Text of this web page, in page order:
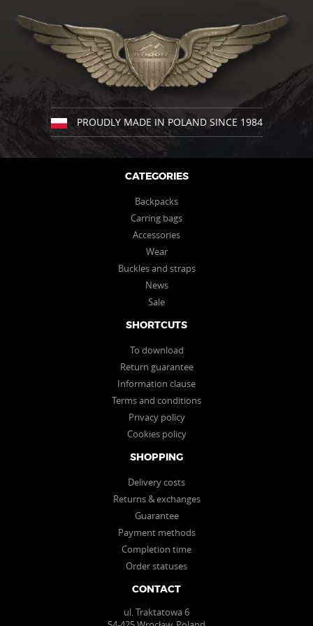
The
options
may
be
chosen
on
the
product
page
PROUDLY MADE IN POLAND SINCE 1984
CATEGORIES
Backpacks
Carring bags
Accessories
Wear
Buckles and straps
News
Sale
SHORTCUTS
To download
Return guarantee
Information clause
Terms and conditions
Privacy policy
Cookies policy
SHOPPING
Delivery costs
Returns & exchanges
Guarantee
Payment methods
Completion time
Order statuses
CONTACT
ul. Traktatowa 6